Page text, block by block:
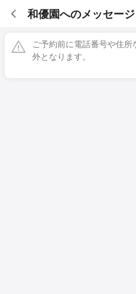
和優園へのメッセージ
ご予約前に電話番号や住
外となります。